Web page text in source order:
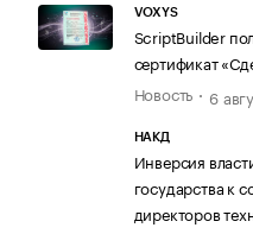
VOXYS
ScriptBuilder
сертификат
Новость
6
НАКД
Инверсия
государства к
директоров